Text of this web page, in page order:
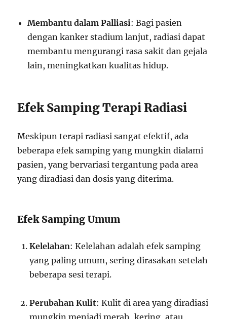
Membantu dalam Palliasi: Bagi pasien
dengan kanker stadium lanjut, radiasi dapat
membantu mengurangi rasa sakit dan gejala
lain, meningkatkan kualitas hidup.
Efek Samping Terapi Radiasi
Meskipun terapi radiasi sangat efektif, ada
beberapa efek samping yang mungkin dialami
pasien, yang bervariasi tergantung pada area
yang diradiasi dan dosis yang diterima.
Efek Samping Umum
Kelelahan: Kelelahan adalah efek samping
yang paling umum, sering dirasakan setelah
beberapa sesi terapi.
Perubahan Kulit: Kulit di area yang diradiasi
mungkin menjadi merah, kering, atau